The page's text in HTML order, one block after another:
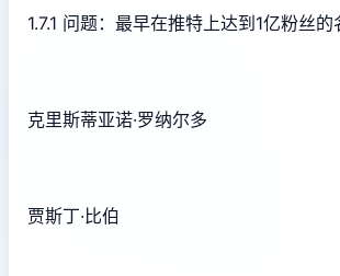
1.7.1 问题：最早在推特上达到1亿粉丝的
克里斯蒂亚诺·罗纳尔多
贾斯丁·比伯